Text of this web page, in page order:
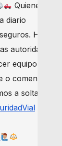
Quienes
diario
Haré
autoridades,
equipo.
o comenta
a soltar